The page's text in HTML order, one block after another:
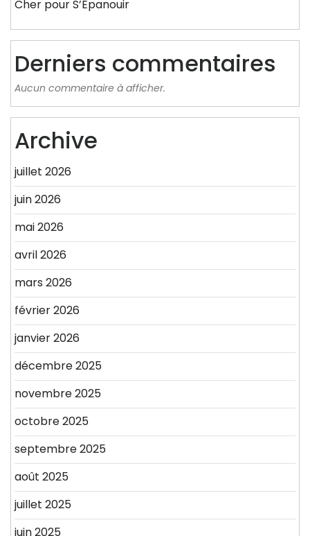
Cher pour S’Épanouir
Derniers commentaires
Aucun commentaire à afficher.
Archive
juillet 2026
juin 2026
mai 2026
avril 2026
mars 2026
février 2026
janvier 2026
décembre 2025
novembre 2025
octobre 2025
septembre 2025
août 2025
juillet 2025
juin 2025